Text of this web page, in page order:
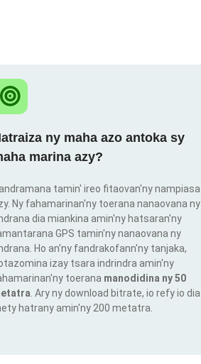
ny maha azo antoka sy
marina azy?
tamin' ireo fitaovan'ny nampiasa
Ny fahamarinan'ny toerana nanaovana ny
dia miankina amin'ny hatsaran'ny
GPS tamin'ny nanaovana ny
Ho an'ny fandrakofann'ny tanjaka,
izay tsara indrindra amin'ny
toerana manodidina ny 50
. Ary ny download bitrate, io refy io dia
hatrany amin'ny 200 metatra.